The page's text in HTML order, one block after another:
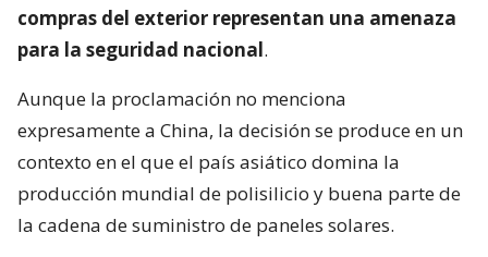
compras del exterior representan una amenaza
para la seguridad nacional.
Aunque la proclamación no menciona
expresamente a China, la decisión se produce en un
contexto en el que el país asiático domina la
producción mundial de polisilicio y buena parte de
la cadena de suministro de paneles solares.